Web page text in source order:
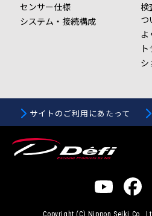
センサー仕様
システム・接続構成
検
つ
よ
シ
サイトのご利用にあたって
Copyright (C) Nippon Seiki Co.,